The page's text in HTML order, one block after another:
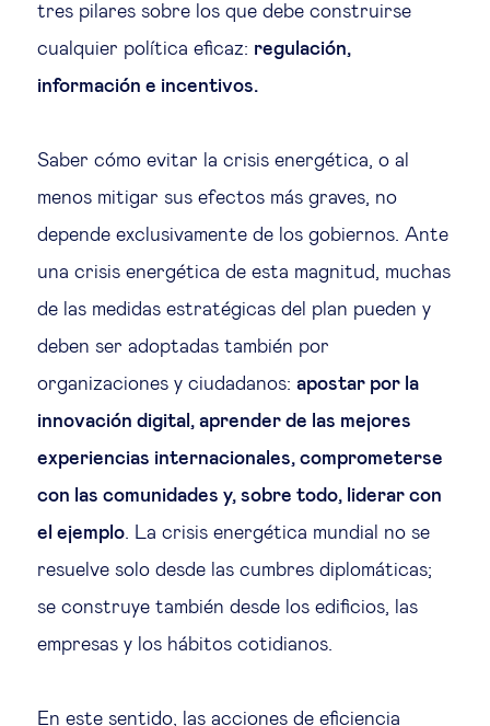
tres pilares sobre los que debe construirse
cualquier política eficaz: regulación,
información e incentivos.
Saber cómo evitar la crisis energética, o al
menos mitigar sus efectos más graves, no
depende exclusivamente de los gobiernos. Ante
una crisis energética de esta magnitud, muchas
de las medidas estratégicas del plan pueden y
deben ser adoptadas también por
organizaciones y ciudadanos: apostar por la
innovación digital, aprender de las mejores
experiencias internacionales, comprometerse
con las comunidades y, sobre todo, liderar con
el ejemplo . La crisis energética mundial no se
resuelve solo desde las cumbres diplomáticas;
se construye también desde los edificios, las
empresas y los hábitos cotidianos.
En este sentido, las acciones de eficiencia